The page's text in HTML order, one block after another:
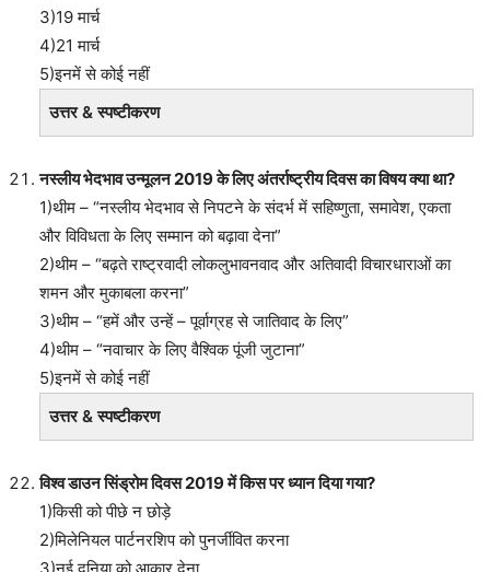
3)19 मार्च
4)21 मार्च
5)इनमें से कोई नहीं
उत्तर & स्पष्टीकरण
नस्लीय भेदभाव उन्मूलन 2019 के लिए अंतर्राष्ट्रीय दिवस का विषय क्या था?
1)थीम – “नस्लीय भेदभाव से निपटने के संदर्भ में सहिष्णुता, समावेश, एकता
और विविधता के लिए सम्मान को बढ़ावा देना”
2)थीम – “बढ़ते राष्ट्रवादी लोकलुभावनवाद और अतिवादी विचारधाराओं का
शमन और मुकाबला करना”
3)थीम – “हमें और उन्हें – पूर्वाग्रह से जातिवाद के लिए”
4)थीम – “नवाचार के लिए वैश्विक पूंजी जुटाना”
5)इनमें से कोई नहीं
उत्तर & स्पष्टीकरण
विश्व डाउन सिंड्रोम दिवस 2019 में किस पर ध्यान दिया गया?
1)किसी को पीछे न छोड़े
2)मिलेनियल पार्टनरशिप को पुनर्जीवित करना